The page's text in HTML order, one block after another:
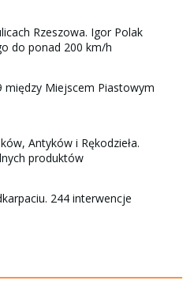
Rzeszowa. Igor Polak
do ponad 200 km/h
między Miejscem Piastowym
Antyków i Rękodzieła.
produktów
244 interwencje